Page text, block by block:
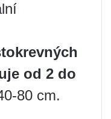
od 2 do
80 cm.